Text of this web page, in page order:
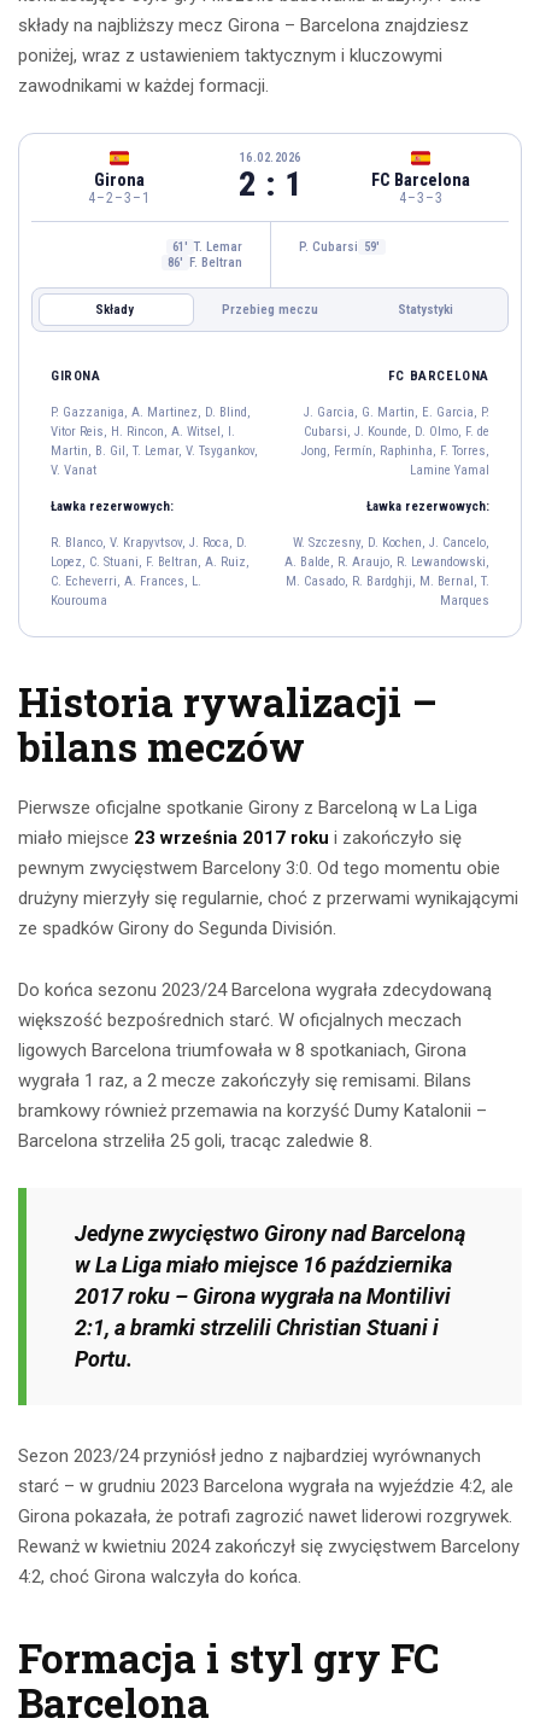
składy na najbliższy mecz Girona – Barcelona znajdziesz
poniżej, wraz z ustawieniem taktycznym i kluczowymi
zawodnikami w każdej formacji.
Girona
4–2–3–1
16.02.2026
2 : 1 FC Barcelona
4–3–3
61' T. Lemar
86' F. Beltran
P. Cubarsi 59'
Składy Przebieg meczu Statystyki
FC BARCELONA
A. Martinez
4
D. Blind Vitor Reis H. Rincon
2
B. Gil
21
V. Tsygankov
15
13
G. Martin E. Garcia P. Cubarsi J. Kounde
D. Olmo F. de Jong
11 7
F. Torres Lamine Yamal
GIRONA FC BARCELONA
P. Gazzaniga, A. Martinez, D. Blind,
Vitor Reis, H. Rincon, A. Witsel, I.
Martin, B. Gil, T. Lemar, V. Tsygankov,
V. Vanat
J. Garcia, G. Martin, E. Garcia, P.
Cubarsi, J. Kounde, D. Olmo, F. de
Jong, Fermín, Raphinha, F. Torres,
Lamine Yamal
Ławka rezerwowych: Ławka rezerwowych:
R. Blanco, V. Krapyvtsov, J. Roca, D.
Lopez, C. Stuani, F. Beltran, A. Ruiz,
C. Echeverri, A. Frances, L.
Kourouma
W. Szczesny, D. Kochen, J. Cancelo,
A. Balde, R. Araujo, R. Lewandowski,
M. Casado, R. Bardghji, M. Bernal, T.
Marques
Historia rywalizacji –
bilans meczów
Pierwsze oficjalne spotkanie Girony z Barceloną w La Liga
miało miejsce 23 września 2017 roku i zakończyło się
pewnym zwycięstwem Barcelony 3:0. Od tego momentu obie
drużyny mierzyły się regularnie, choć z przerwami wynikającymi
ze spadków Girony do Segunda División.
Do końca sezonu 2023/24 Barcelona wygrała zdecydowaną
większość bezpośrednich starć. W oficjalnych meczach
ligowych Barcelona triumfowała w 8 spotkaniach, Girona
wygrała 1 raz, a 2 mecze zakończyły się remisami. Bilans
bramkowy również przemawia na korzyść Dumy Katalonii –
Barcelona strzeliła 25 goli, tracąc zaledwie 8.
Jedyne zwycięstwo Girony nad Barceloną
w La Liga miało miejsce 16 października
2017 roku – Girona wygrała na Montilivi
2:1, a bramki strzelili Christian Stuani i
Portu.
Sezon 2023/24 przyniósł jedno z najbardziej wyrównanych
starć – w grudniu 2023 Barcelona wygrała na wyjeździe 4:2, ale
Girona pokazała, że potrafi zagrozić nawet liderowi rozgrywek.
Rewanż w kwietniu 2024 zakończył się zwycięstwem Barcelony
4:2, choć Girona walczyła do końca.
Formacja i styl gry FC
Barcelona